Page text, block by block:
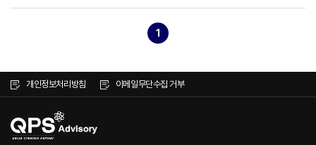
1
개인정보처리방침 이메일무단수집 거부